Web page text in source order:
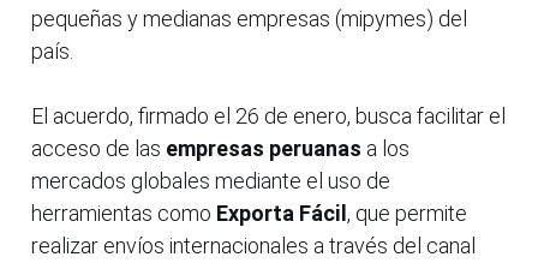
pequeñas y medianas empresas (mipymes) del
país.
El acuerdo, firmado el 26 de enero, busca facilitar el
acceso de las empresas peruanas a los
mercados globales mediante el uso de
herramientas como Exporta Fácil , que permite
realizar envíos internacionales a través del canal